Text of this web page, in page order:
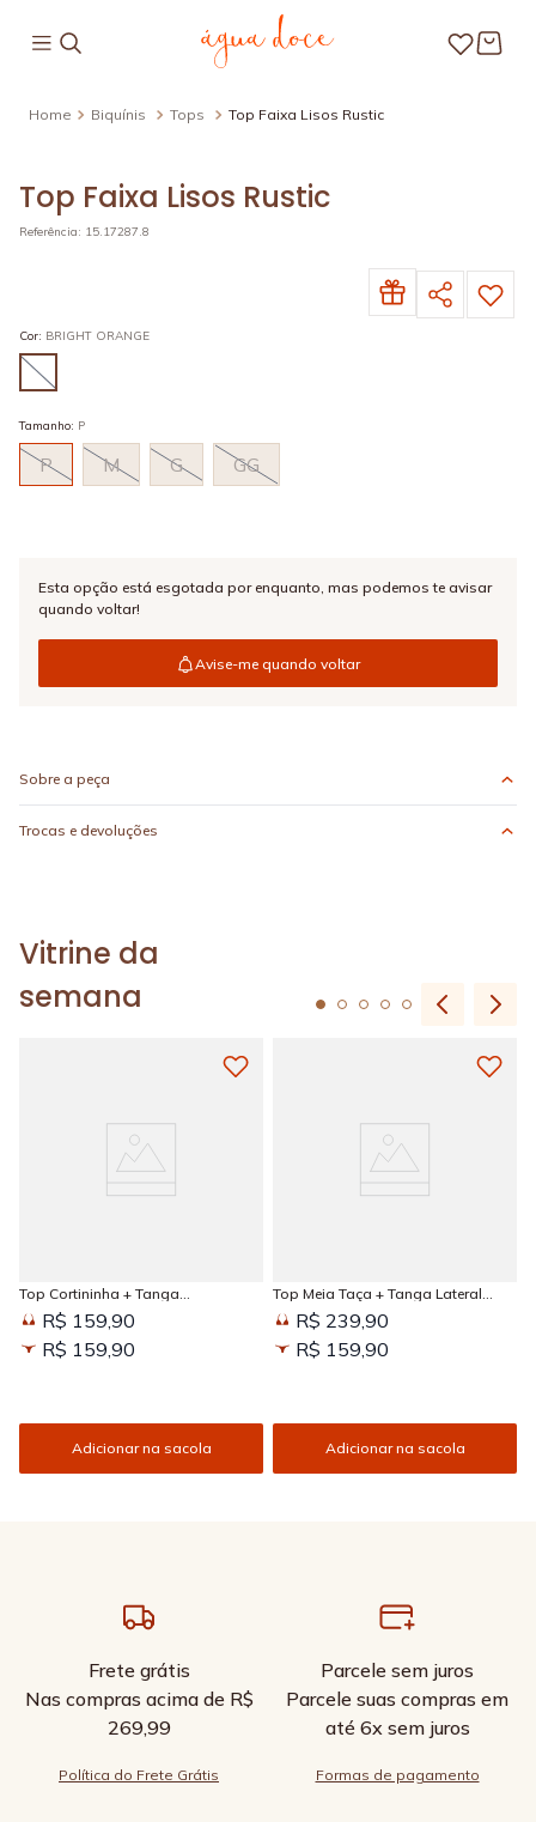
Biquínis Tops Top Faixa Lisos Rustic
Top Faixa Lisos Rustic
Referência: 15.17287.8
Cor: BRIGHT ORANGE
Tamanho: P
P M G GG
Esta opção está esgotada por enquanto, mas podemos te avisar
quando voltar!
Avise-me quando voltar
Sobre a peça
Trocas e devoluções
Vitrine da
semana
Top Cortininha + Tanga
Amarradinha Estampada Sun
KissedR$ 159,90
R$ 159,90
Adicionar na sacola
Top Meia Taça + Tanga Lateral
Larga Estampada Sun Kissed
R$ 239,90
R$ 159,90
Adicionar na sacola
Frete grátis
Nas compras acima de R$
269,99
Política do Frete Grátis
Parcele sem juros
Parcele suas compras em
até 6x sem juros
Formas de pagamento